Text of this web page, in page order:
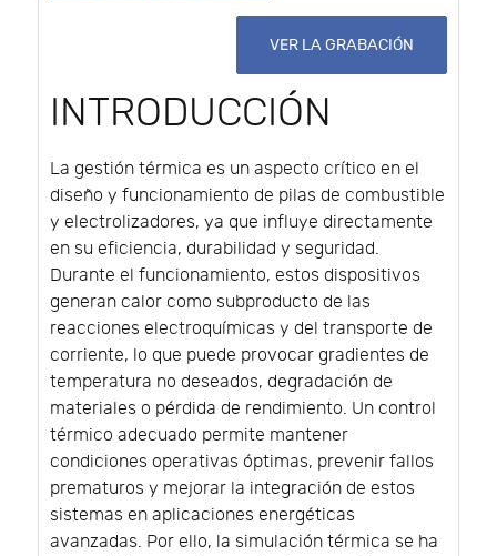
VER LA GRABACIÓN
INTRODUCCIÓN
La gestión térmica es un aspecto crítico en el
diseño y funcionamiento de pilas de combustible
y electrolizadores, ya que influye directamente
en su eficiencia, durabilidad y seguridad.
Durante el funcionamiento, estos dispositivos
generan calor como subproducto de las
reacciones electroquímicas y del transporte de
corriente, lo que puede provocar gradientes de
temperatura no deseados, degradación de
materiales o pérdida de rendimiento. Un control
térmico adecuado permite mantener
condiciones operativas óptimas, prevenir fallos
prematuros y mejorar la integración de estos
sistemas en aplicaciones energéticas
avanzadas. Por ello, la simulación térmica se ha